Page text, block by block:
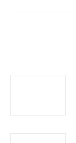
M
T
R